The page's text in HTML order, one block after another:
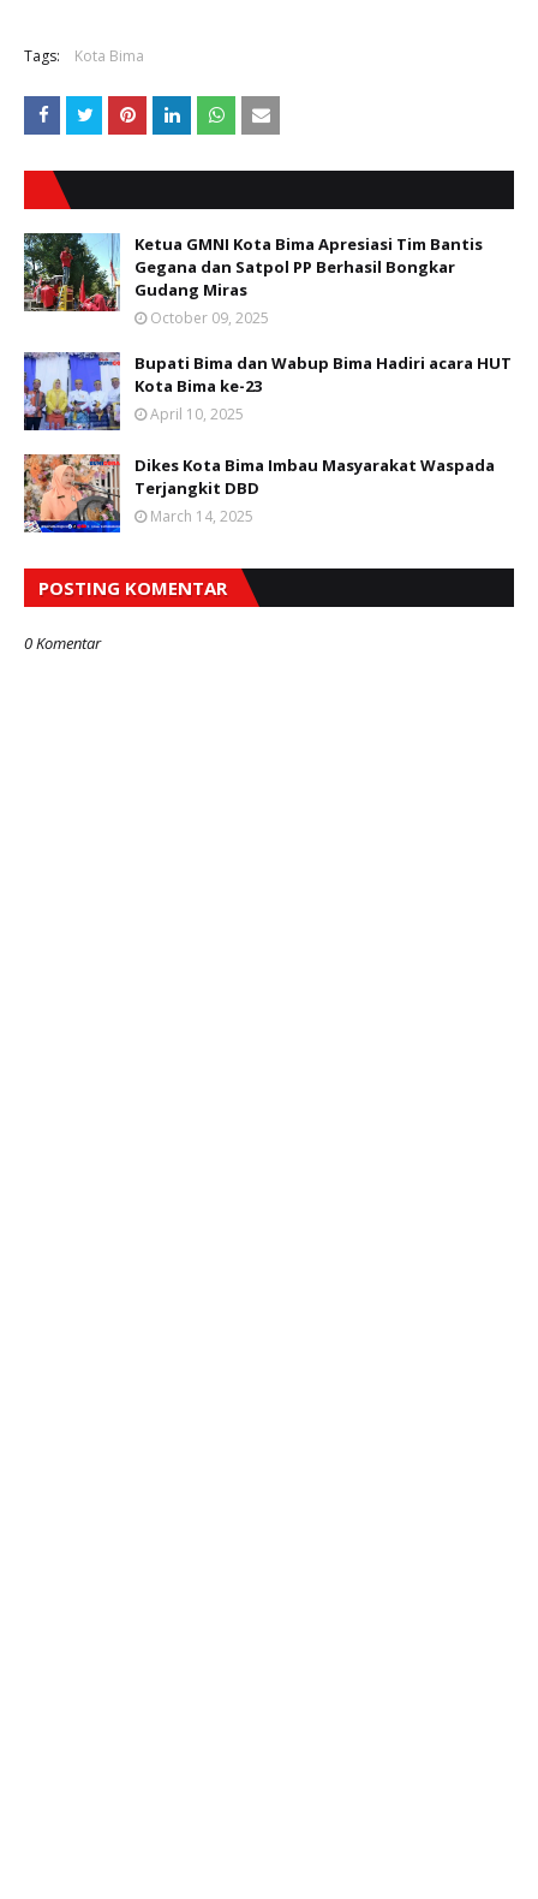
Tags: Kota Bima
Ketua GMNI Kota Bima Apresiasi Tim Bantis
Gegana dan Satpol PP Berhasil Bongkar
Gudang Miras
October 09, 2025
Bupati Bima dan Wabup Bima Hadiri acara HUT
Kota Bima ke-23
April 10, 2025
Dikes Kota Bima Imbau Masyarakat Waspada
Terjangkit DBD
March 14, 2025
POSTING KOMENTAR
0 Komentar